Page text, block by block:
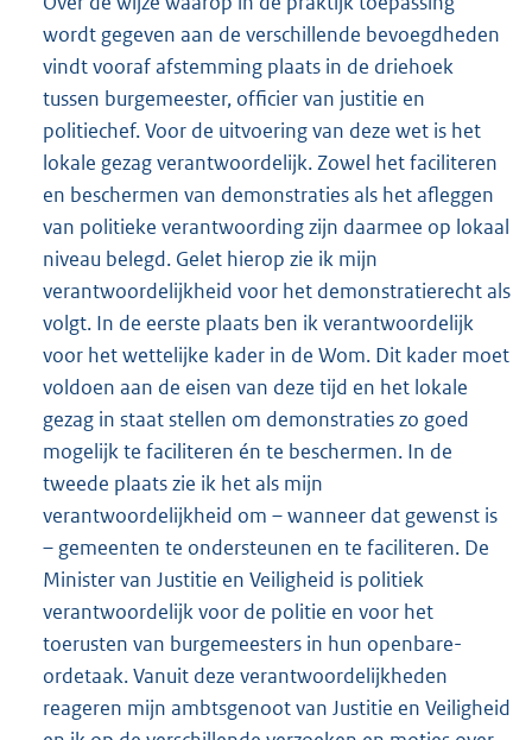
wordt gegeven aan de verschillende bevoegdheden
vindt vooraf afstemming plaats in de driehoek
tussen burgemeester, officier van justitie en
politiechef. Voor de uitvoering van deze wet is het
lokale gezag verantwoordelijk. Zowel het faciliteren
en beschermen van demonstraties als het afleggen
van politieke verantwoording zijn daarmee op lokaal
niveau belegd. Gelet hierop zie ik mijn
verantwoordelijkheid voor het demonstratierecht als
volgt. In de eerste plaats ben ik verantwoordelijk
voor het wettelijke kader in de Wom. Dit kader moet
voldoen aan de eisen van deze tijd en het lokale
gezag in staat stellen om demonstraties zo goed
mogelijk te faciliteren én te beschermen. In de
tweede plaats zie ik het als mijn
verantwoordelijkheid om – wanneer dat gewenst is
– gemeenten te ondersteunen en te faciliteren. De
Minister van Justitie en Veiligheid is politiek
verantwoordelijk voor de politie en voor het
toerusten van burgemeesters in hun openbare-
ordetaak. Vanuit deze verantwoordelijkheden
reageren mijn ambtsgenoot van Justitie en Veiligheid